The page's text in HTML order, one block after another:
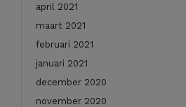
april 2021
maart 2021
februari 2021
januari 2021
december 2020
november 2020